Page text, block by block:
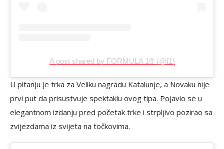
A post shared by FORMULA 1® (@f1)
U pitanju je trka za Veliku nagradu Katalunje, a Novaku nije
prvi put da prisustvuje spektaklu ovog tipa. Pojavio se u
elegantnom izdanju pred početak trke i strpljivo pozirao sa
zvijezdama iz svijeta na točkovima.